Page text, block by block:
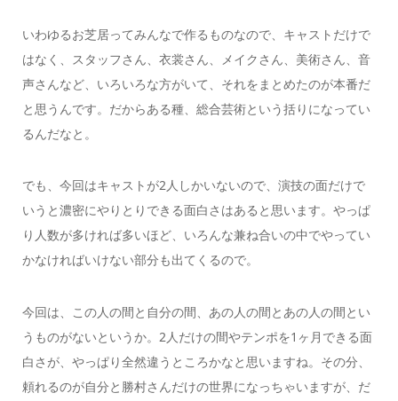
いわゆるお芝居ってみんなで作るものなので、キャストだけで
はなく、スタッフさん、衣裳さん、メイクさん、美術さん、音
声さんなど、いろいろな方がいて、それをまとめたのが本番だ
と思うんです。だからある種、総合芸術という括りになってい
るんだなと。
でも、今回はキャストが2人しかいないので、演技の面だけで
いうと濃密にやりとりできる面白さはあると思います。やっぱ
り人数が多ければ多いほど、いろんな兼ね合いの中でやってい
かなければいけない部分も出てくるので。
今回は、この人の間と自分の間、あの人の間とあの人の間とい
うものがないというか。2人だけの間やテンポを1ヶ月できる面
白さが、やっぱり全然違うところかなと思いますね。その分、
頼れるのが自分と勝村さんだけの世界になっちゃいますが、だ